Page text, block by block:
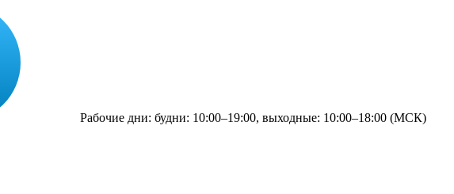
Рабочие дни: будни: 10:00–19:00, выходные: 10:00–18:00 (МСК)